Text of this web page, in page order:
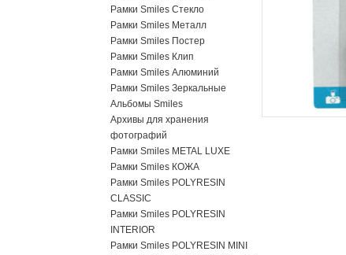
Рамки Smiles Стекло
Рамки Smiles Металл
Рамки Smiles Постер
Рамки Smiles Клип
Рамки Smiles Алюминий
Рамки Smiles Зеркальные
Альбомы Smiles
Архивы для хранения
фотографий
Рамки Smiles METAL LUXE
Рамки Smiles КОЖА
Рамки Smiles POLYRESIN
CLASSIC
Рамки Smiles POLYRESIN
INTERIOR
Рамки Smiles POLYRESIN MINI